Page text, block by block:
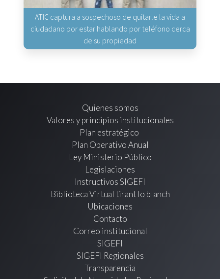
ATIC captura a sospechoso de quitarle la vida a
ciudadano por estar hablando por teléfono cerca
de su propiedad
Quienes somos
Valores y principios institucionales
Plan estratégico
Plan Operativo Anual
Ley Ministerio Público
Legislaciones
Instructivos SIGEFI
Biblioteca Virtual tirant lo blanch
Ubicaciones
Contacto
Correo institucional
SIGEFI
SIGEFI Regionales
Transparencia